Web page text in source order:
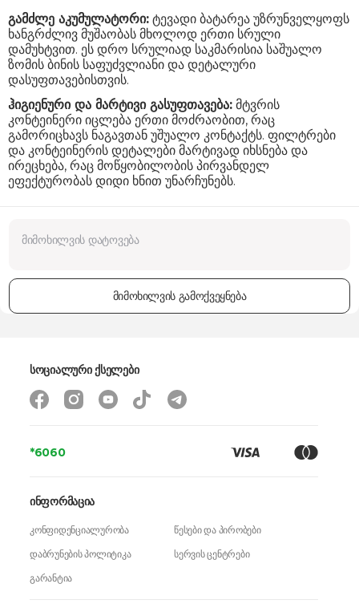
გამძლე აკუმულატორი: ტევადი ბატარეა უზრუნველყოფს
ხანგრძლივ მუშაობას მხოლოდ ერთი სრული
დამუხტვით. ეს დრო სრულიად საკმარისია საშუალო
ზომის ბინის საფუძვლიანი და დეტალური
დასუფთავებისთვის.
ჰიგიენური და მარტივი გასუფთავება: მტვრის
კონტეინერი იცლება ერთი მოძრაობით, რაც
გამორიცხავს ნაგავთან უშუალო კონტაქტს. ფილტრები
და კონტეინერის დეტალები მარტივად იხსნება და
ირეცხება, რაც მოწყობილობის პირვანდელ
ეფექტურობას დიდი ხნით უნარჩუნებს.
მიმოხილვის გამოქვეყნება
*6060
ინფორმაცია
კონფიდენციალურობა
წესები და პირობები
დაბრუნების პოლიტიკა
სერვის ცენტრები
გარანტია
სოციალური ქსელები